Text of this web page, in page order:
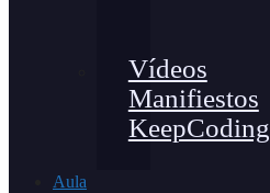
Vídeos
Manifiestos
KeepCoding
Aula